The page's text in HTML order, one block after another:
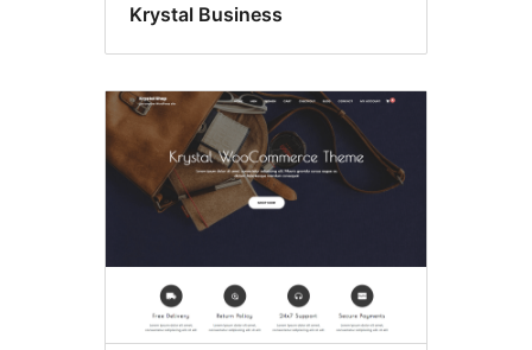
Krystal Business